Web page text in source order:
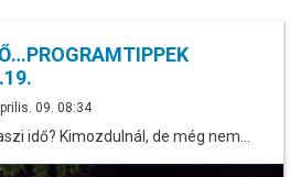
09. 08:34
idő? Kimozdulnál, de még nem…